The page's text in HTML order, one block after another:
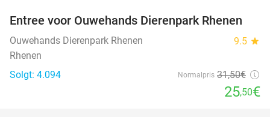
19%
Entree voor Ouwehands Dierenpark Rhenen
Ouwehands Dierenpark Rhenen 9.5 star
Rhenen
Solgt: 4.094
Normalpris 31,50€
25,50€